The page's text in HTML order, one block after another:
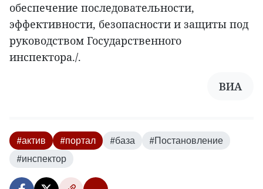
обеспечение последовательности,
эффективности, безопасности и защиты под
руководством Государственного
инспектора./.
ВИА
#актив #портал #база
#Постановление
#инспектор